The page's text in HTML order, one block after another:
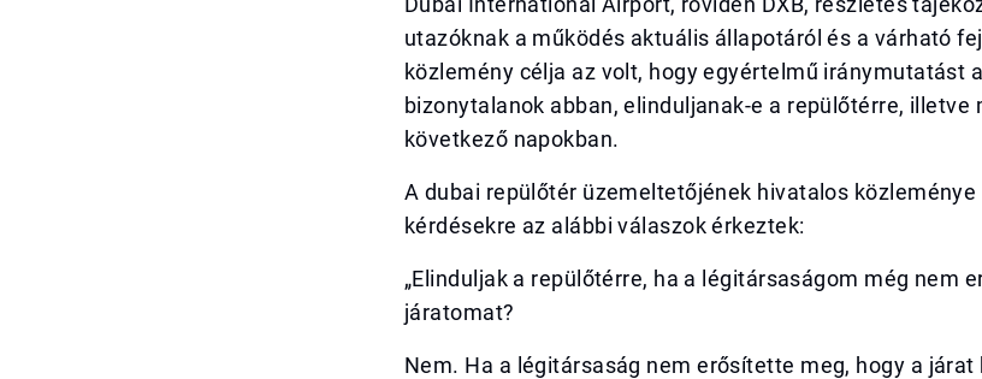
utazóknak a működés aktuális állapotáról és a várható
közlemény célja az volt, hogy egyértelmű iránymutatást
bizonytalanok abban, elinduljanak-e a repülőtérre, illetve
következő napokban.
A dubai repülőtér üzemeltetőjének hivatalos
kérdésekre az alábbi válaszok érkeztek:
„Elinduljak a repülőtérre, ha a légitársaságom még nem
járatomat?
Nem. Ha a légitársaság nem erősítette meg, hogy a járat